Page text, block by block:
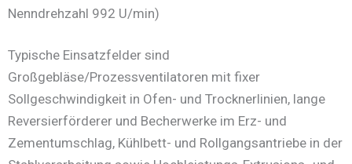
Nenndrehzahl 992 U/min)
Typische Einsatzfelder sind
Großgebläse/Prozessventilatoren mit fixer
Sollgeschwindigkeit in Ofen- und Trocknerlinien, lange
Reversierförderer und Becherwerke im Erz- und
Zementumschlag, Kühlbett- und Rollgangsantriebe in der